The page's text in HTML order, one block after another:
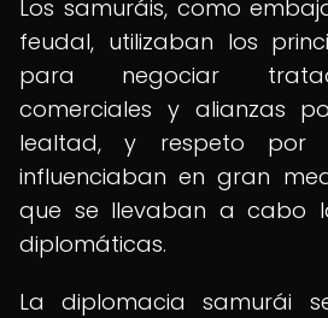
Los samuráis, como
feudal, utilizaban los
para negociar
comerciales y alianzas
lealtad, y respeto por
influenciaban en gran
que se llevaban a cabo
diplomáticas.
La diplomacia samurái